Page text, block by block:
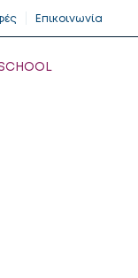
Επικοινωνία